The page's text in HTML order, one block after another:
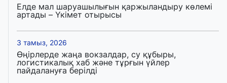
Елде мал шаруашылығын қаржыландыру көлемі
артады – Үкімет отырысы
3 тамыз, 2026
Өңірлерде жаңа вокзалдар, су құбыры,
логистикалық хаб және тұрғын үйлер
пайдалануға берілді